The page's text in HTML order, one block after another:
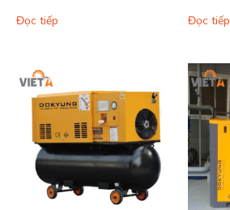
Đọc tiếp Đọc tiếp